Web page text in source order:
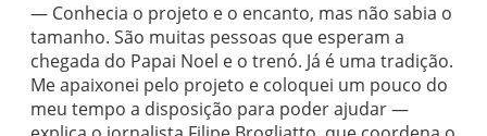
— Conhecia o projeto e o encanto, mas não sabia o
tamanho. São muitas pessoas que esperam a
chegada do Papai Noel e o trenó. Já é uma tradição.
Me apaixonei pelo projeto e coloquei um pouco do
meu tempo a disposição para poder ajudar —